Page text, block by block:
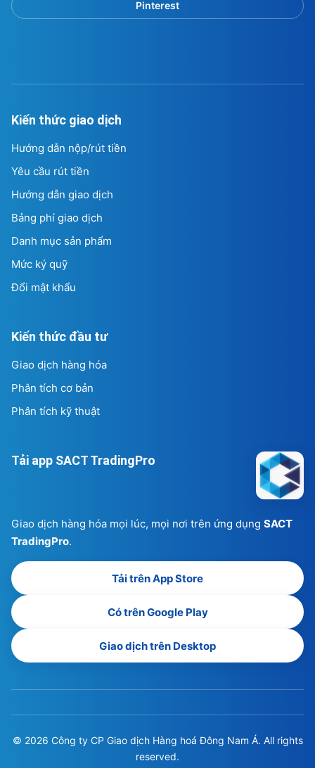
Pinterest
Kiến thức giao dịch
Hướng dẫn nộp/rút tiền
Yêu cầu rút tiền
Hướng dẫn giao dịch
Bảng phí giao dịch
Danh mục sản phẩm
Mức ký quỹ
Đổi mật khẩu
Kiến thức đầu tư
Giao dịch hàng hóa
Phân tích cơ bản
Phân tích kỹ thuật
Tải app SACT TradingPro
Giao dịch hàng hóa mọi lúc, mọi nơi trên ứng dụng SACT
TradingPro.
Tải trên App Store
Có trên Google Play
Giao dịch trên Desktop
© 2026 Công ty CP Giao dịch Hàng hoá Đông Nam Á. All rights
reserved.